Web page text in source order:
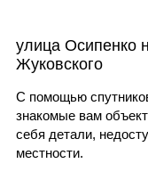
улица Осипенко
Жуковского
С помощью
знакомые вам
себя детали,
местности.